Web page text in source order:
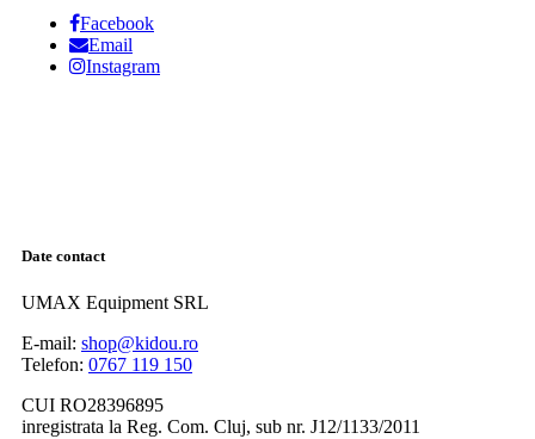
Facebook
Email
Instagram
Date contact
UMAX Equipment SRL
E-mail: shop@kidou.ro
Telefon: 0767 119 150
CUI RO28396895
inregistrata la Reg. Com. Cluj, sub nr. J12/1133/2011